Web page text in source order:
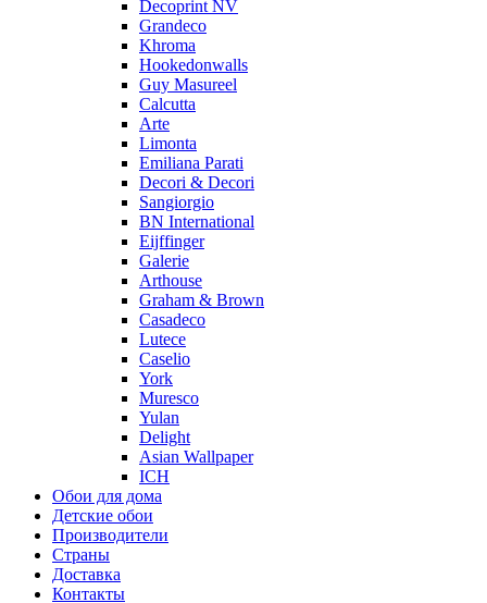
Decoprint NV
Grandeco
Khroma
Hookedonwalls
Guy Masureel
Calcutta
Arte
Limonta
Emiliana Parati
Decori & Decori
Sangiorgio
BN International
Eijffinger
Galerie
Arthouse
Graham & Brown
Casadeco
Lutece
Caselio
York
Muresco
Yulan
Delight
Asian Wallpaper
ICH
Обои для дома
Детские обои
Производители
Страны
Доставка
Контакты